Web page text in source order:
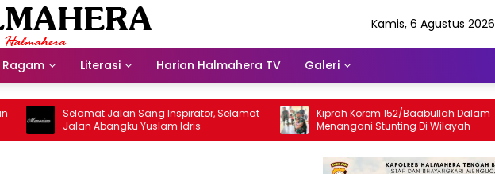
Kamis, 6 Agustus 2026
Ragam Literasi Harian Halmahera TV Galeri
Selamat Jalan Sang Inspirator, Selamat
Jalan Abangku Yuslam Idris
Kiprah Korem 152/Baabullah Dalam
Menangani Stunting Di Wilayah